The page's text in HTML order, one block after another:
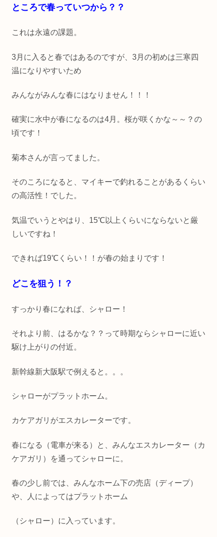
ところで春っていつから？？
これは永遠の課題。
3月に入ると春ではあるのですが、3月の初めは三寒四
温になりやすいため
みんながみんな春にはなりません！！！
確実に水中が春になるのは4月。桜が咲くかな～～？の
頃です！
菊本さんが言ってました。
そのころになると、マイキーで釣れることがあるくらい
の高活性！でした。
気温でいうとやはり、15℃以上くらいにならないと厳
しいですね！
できれば19℃くらい！！が春の始まりです！
どこを狙う！？
すっかり春になれば、シャロー！
それより前、はるかな？？って時期ならシャローに近い
駆け上がりの付近。
新幹線新大阪駅で例えると。。。
シャローがプラットホーム。
カケアガリがエスカレーターです。
春になる（電車が来る）と、みんなエスカレーター（カ
ケアガリ）を通ってシャローに。
春の少し前では、みんなホーム下の売店（ディープ）
や、人によってはプラットホーム
（シャロー）に入っています。